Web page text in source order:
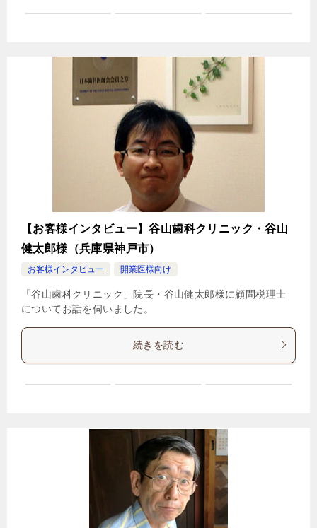
【お客様インタビュー】谷山歯科クリニック・谷山
健太郎様（兵庫県神戸市）
お客様インタビュー 開業医様向け
「谷山歯科クリニック」院長・谷山健太郎様に顧問税理士
についてお話を伺いました。
続きを読む